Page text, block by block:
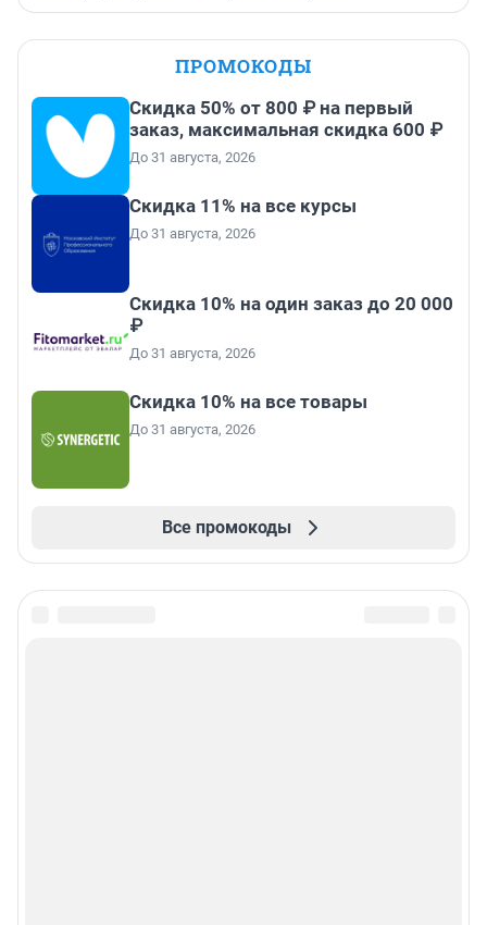
ПРОМОКОДЫ
Скидка 50% от 800 ₽ на первый
заказ, максимальная скидка 600 ₽
До 31 августа, 2026
Скидка 11% на все курсы
До 31 августа, 2026
Скидка 10% на один заказ до 20 000
₽
До 31 августа, 2026
Скидка 10% на все товары
До 31 августа, 2026
Все промокоды